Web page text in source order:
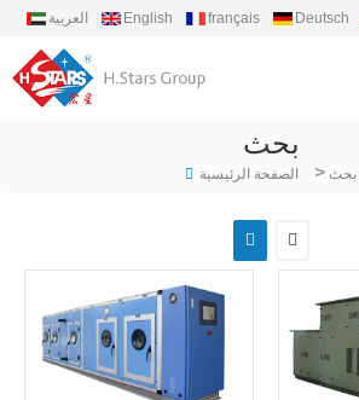
العربية English français Deutsch
بحث
الصفحة الرئيسية > بحث